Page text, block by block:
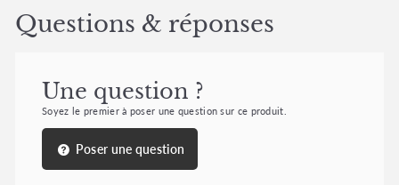
Questions & réponses
Une question ?
Soyez le premier à poser une question sur ce produit.
Poser une question